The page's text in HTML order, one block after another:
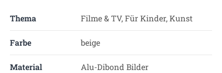
Thema Filme & TV, Für Kinder, Kunst
Farbe beige
Material Alu-Dibond Bilder